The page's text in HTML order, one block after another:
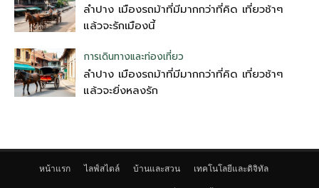
ลำปาง เมืองรถม้าที่มีมากกว่าที่คิด เที่ยวช้าๆ
แล้วจะรักเมืองนี้
การเดินทางและท่องเที่ยว
ลำปาง เมืองรถม้าที่มีมากกว่าที่คิด เที่ยวช้าๆ
แล้วจะยิ่งหลงรัก
หน้าแรก ไลฟ์สไตล์ บ้านและสวน เทคโนโลยีและดิจิทัล